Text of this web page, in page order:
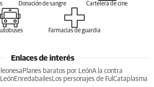
Donación de sangre Cartelera de cine
Farmacias de guardia
Enlaces de interés
Planes baratos por LeónA la contra
EnredabailesLos personajes de Ful Cataplasma